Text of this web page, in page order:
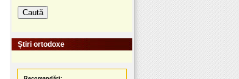
Știri ortodoxe